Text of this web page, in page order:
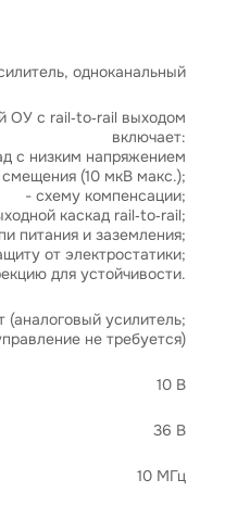
одноканальный
ОУ с rail‑to‑rail выходом
включает:
с низким напряжением
смещения (10 мкВ макс.);
- схему компенсации;
каскад rail‑to‑rail;
питания и заземления;
от электростатики;
(аналоговый усилитель;
не требуется)
10 В
36 В
10 МГц